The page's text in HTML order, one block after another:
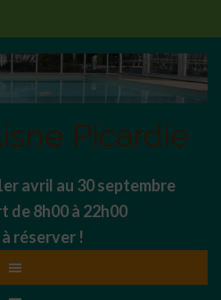
Picardie
avril au 30 septembre
de 8h00 à 22h00
réserver !